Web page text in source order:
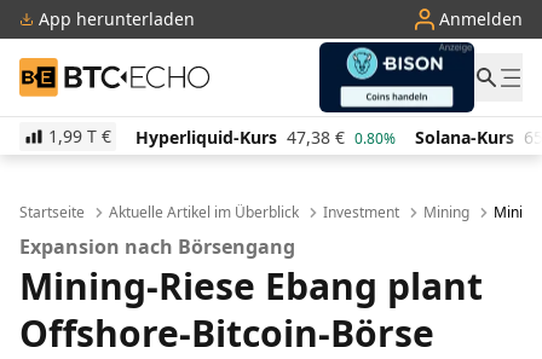
App herunterladen Anmelden
BTC-ECHO
1,99 T €
Kurs 47,38 € 0.80% Solana-Kurs 65,77 € 3.60%
Startseite Aktuelle Artikel im Überblick Investment Mining
Expansion nach Börsengang
Mining-Riese Ebang plant
Offshore-Bitcoin-Börse